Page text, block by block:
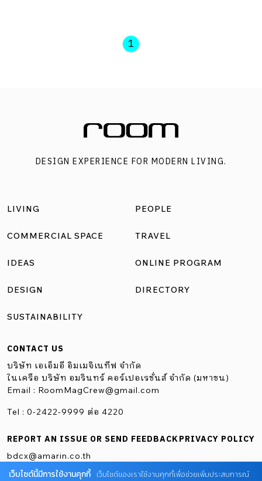
เด็กอายุเก่าแก่กว่า 20 ปี มารีโนเวตใหม่ ด้วยการเก็บรักษา
เป็นคอนเซ็ปต์หลักในการออกแบบ โดยตั้งใจเก็บโครงสร้าง
เอาไว้ ไม่ว่าจะเป็นโครงสร้างเสา คานปูน บล็อกปูพื้นสำเร็จรูป
ไม่สูงมากนัก จึงช่วยคุมเรื่องงบประมาณการก่อสร้างได้ดี
คือความสูงจากพื้นที่ถึงเพดานที่มีเพียง 2 เมตร นักออกแบบจึง
แก้ปัญหาด้วยการเพิ่มช่องแสง และโชว์ให้เห็นโครงสร้างคาน
ของแบรนด์ Madmatter จะพบว่าผู้คนรู้จักแบรนด์จากสินค้า
จนถึงสินค้าไลฟ์สไตล์ต่าง ๆ ที่หลากหลายมากขึ้น เมื่อรวมกับ
ความชื่นชอบในการสะสมเฟอร์นิเจอร์ของเจ้าของ และกลิ่นอาย
ความคลาสสิกของสถาปัตยกรรมบ้านเดิม ซึ่งทำให้หวนนึกถึง
การตกแต่งสไตล์แบบมิดเซ็นจูรี่ […]
1
DESIGN EXPERIENCE FOR MODERN LIVING.
LIVING
COMMERCIAL SPACE
IDEAS
DESIGN
SUSTAINABILITY
PEOPLE
TRAVEL
ONLINE PROGRAM
DIRECTORY
CONTACT US
บริษัท เอเอ็มอี อิมเมจิเนทีฟ จำกัด
ในเครือ บริษัท อมรินทร์ คอร์เปอเรชั่นส์ จำกัด (มหาชน)
Email : RoomMagCrew@gmail.com
Tel : 0-2422-9999 ต่อ 4220
REPORT AN ISSUE OR SEND FEEDBACK
bdcx@amarin.co.th
PRIVACY POLICY
เว็บไซต์นี้มีการใช้งานคุกกี้ เว็บไซต์ของเราใช้งานคุกกี้เพื่อช่วยเพิ่มประสบการณ์